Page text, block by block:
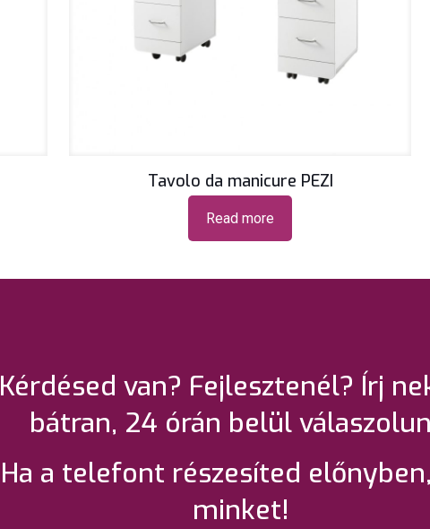
Tavolo da manicure PEZI
Read more
Kérdésed van? Fejlesztenél? Írj
bátran, 24 órán belül
Ha a telefont részesíted
minket!